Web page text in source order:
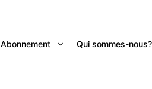
Abonnement Qui sommes-nous?